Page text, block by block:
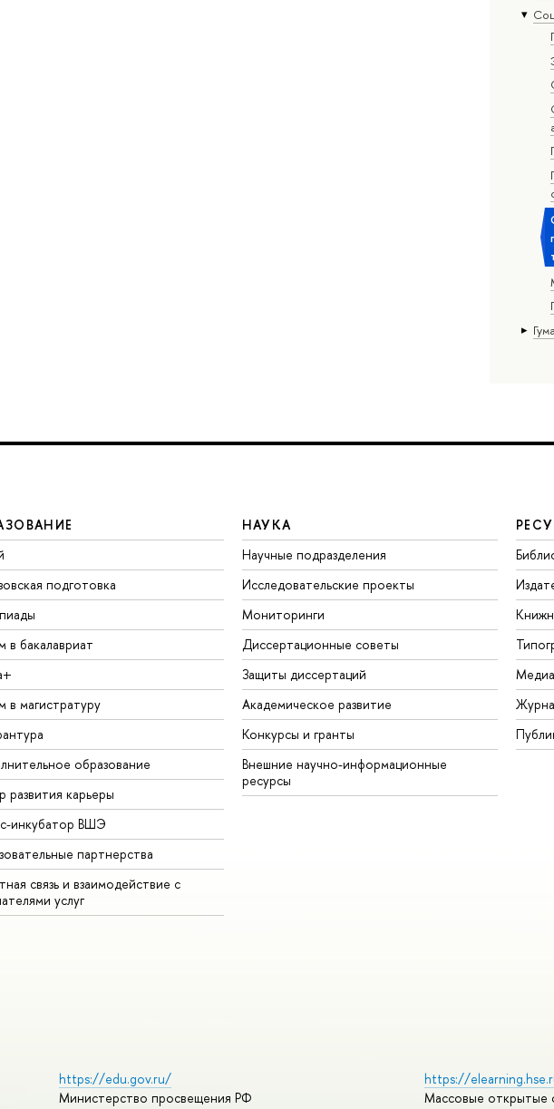
подготовка
в бакалавриат
в магистратуру
образование
развития карьеры
инкубатор ВШЭ
партнерства
связь и взаимодействие с
услуг
НАУКА
Научные подразделения
Исследовательские проекты
Мониторинги
Диссертационные советы
Защиты диссертаций
Академическое развитие
Конкурсы и гранты
Внешние научно-информационные
ресурсы
https://edu.gov.ru/
Министерство просвещения РФ
https://
Массовые открытые